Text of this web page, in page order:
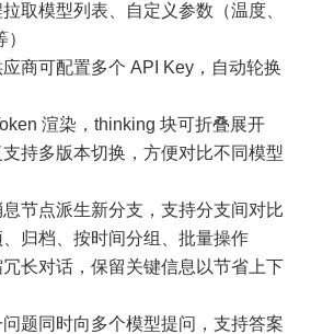
取模型列表、自定义参数（温度、
商可配置多个 API Key，自动轮换
渲染，thinking 块可折叠展开
持多版本切换，方便对比不同模型
节点派生新分支，支持分支间对比
归档、按时间分组、批量操作
长对话，保留关键信息以节省上下
题同时向多个模型提问，支持答案